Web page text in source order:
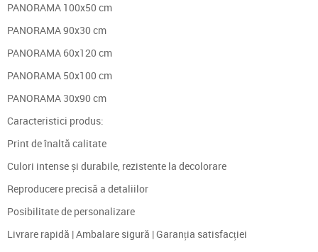
PANORAMA 100x50 cm
PANORAMA 90x30 cm
PANORAMA 60x120 cm
PANORAMA 50x100 cm
PANORAMA 30x90 cm
Caracteristici produs:
Print de înaltă calitate
Culori intense și durabile, rezistente la decolorare
Reproducere precisă a detaliilor
Posibilitate de personalizare
Livrare rapidă | Ambalare sigură | Garanția satisfacției